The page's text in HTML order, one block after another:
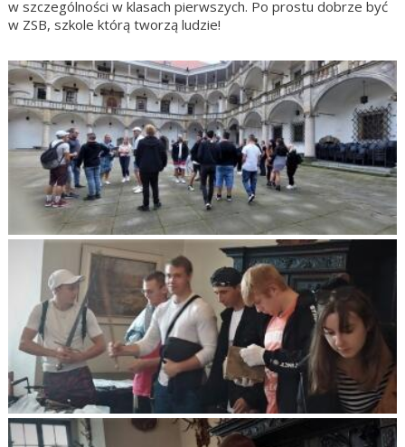
w szczególności w klasach pierwszych. Po prostu dobrze być
w ZSB, szkole którą tworzą ludzie!